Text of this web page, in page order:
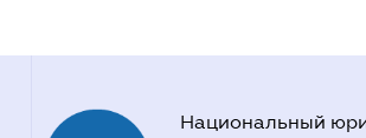
Национальный